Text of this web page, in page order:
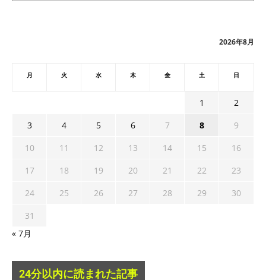
2026年8月
月 火 水 木 金 土 日
1
2
3
4 5 6 7 8
9
10
11 12 13 14 15
16
17
18 19 20 21 22
23
24
25 26 27 28 29
30
31
« 7月
24分以内に読まれた記事